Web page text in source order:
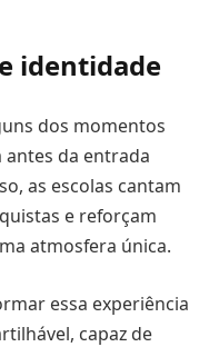
identidade
dos momentos
antes da entrada
as escolas cantam
e reforçam
atmosfera única.
essa experiência
capaz de